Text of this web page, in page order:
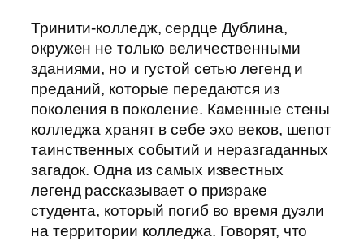
Тринити-колледж, сердце Дублина,
окружен не только величественными
зданиями, но и густой сетью легенд и
преданий, которые передаются из
поколения в поколение. Каменные стены
колледжа хранят в себе эхо веков, шепот
таинственных событий и неразгаданных
загадок. Одна из самых известных
легенд рассказывает о призраке
студента, который погиб во время дуэли
на территории колледжа. Говорят, что